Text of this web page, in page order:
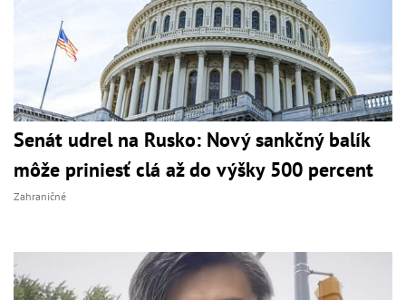
Senát udrel na Rusko: Nový sankčný balík
môže priniesť clá až do výšky 500 percent
Zahraničné